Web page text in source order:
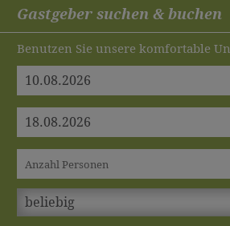
Gastgeber suchen & buchen
Benutzen Sie unsere komfortable